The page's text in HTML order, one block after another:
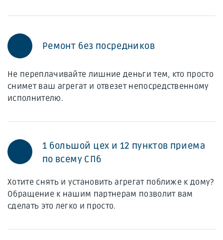
Ремонт без посредников
Не переплачивайте лишние деньги тем, кто просто
снимет ваш агрегат и отвезет непосредственному
исполнителю.
1 большой цех и 12 пунктов приема
по всему СПб
Хотите снять и установить агрегат поближе к дому?
Обращение к нашим партнерам позволит вам
сделать это легко и просто.